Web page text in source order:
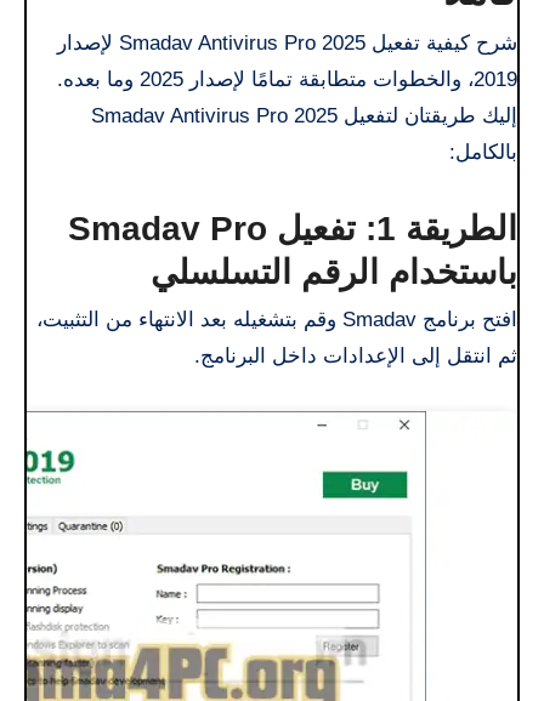
شرح كيفية تفعيل Smadav Antivirus Pro 2025 لإصدار
2019، والخطوات متطابقة تمامًا لإصدار 2025 وما بعده.
إليك طريقتان لتفعيل Smadav Antivirus Pro 2025
بالكامل:
الطريقة 1: تفعيل Smadav Pro
باستخدام الرقم التسلسلي
افتح برنامج Smadav وقم بتشغيله بعد الانتهاء من التثبيت،
ثم انتقل إلى الإعدادات داخل البرنامج.